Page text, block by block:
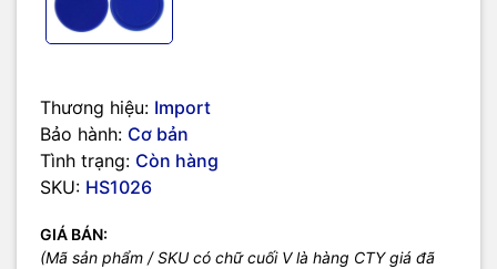
Thương hiệu: Import
Bảo hành: Cơ bản
Tình trạng: Còn hàng
SKU: HS1026
GIÁ BÁN:
(Mã sản phẩm / SKU có chữ cuối V là hàng CTY giá đã